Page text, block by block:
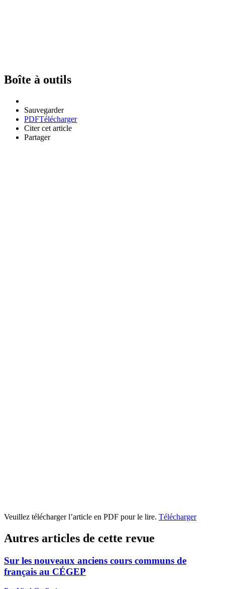
Boîte à outils
Sauvegarder
PDFTélécharger
Citer cet article
Partager
Veuillez télécharger l’article en PDF pour le lire. Télécharger
Autres articles de cette revue
Sur les nouveaux anciens cours communs de
français au CÉGEP